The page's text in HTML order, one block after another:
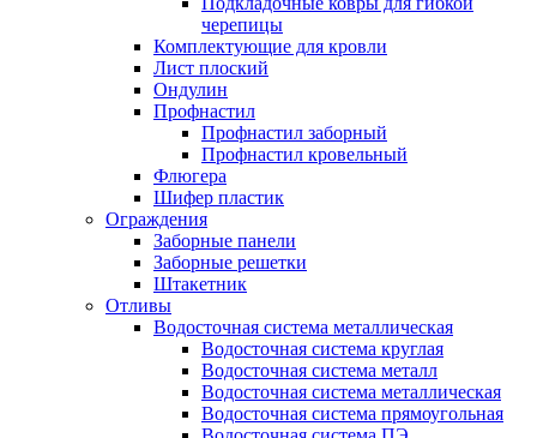
черепицы
Комплектующие для кровли
Лист плоский
Ондулин
Профнастил
Профнастил заборный
Профнастил кровельный
Флюгера
Шифер пластик
Ограждения
Заборные панели
Заборные решетки
Штакетник
Отливы
Водосточная система металлическая
Водосточная система круглая
Водосточная система металл
Водосточная система металлическая
Водосточная система прямоугольная